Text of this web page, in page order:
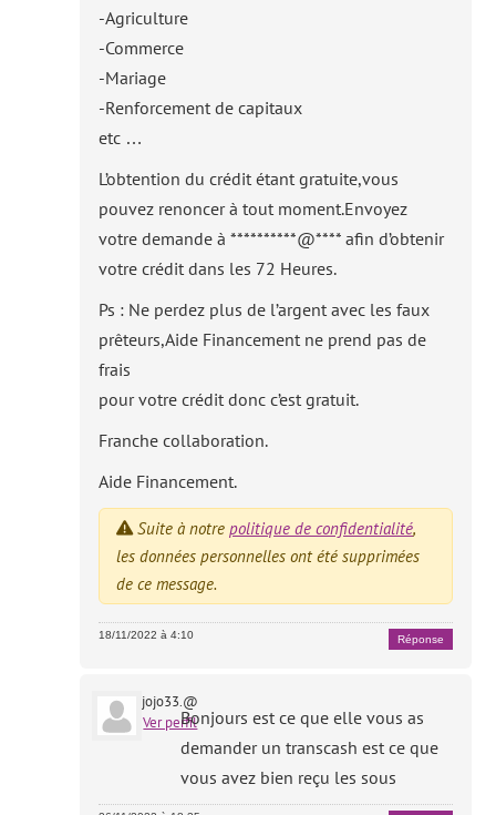
-Agriculture
-Commerce
-Mariage
-Renforcement de capitaux
etc …
L’obtention du crédit étant gratuite,vous
pouvez renoncer à tout moment.Envoyez
votre demande à **********@**** afin d’obtenir
votre crédit dans les 72 Heures.
Ps : Ne perdez plus de l’argent avec les faux
prêteurs,Aide Financement ne prend pas de
frais
pour votre crédit donc c’est gratuit.
Franche collaboration.
Aide Financement.
Suite à notrepolitique de confidentialité,
les données personnelles ont été supprimées
de ce message.
18/11/2022 à 4:10 Réponse
jojo33.@
Ver perfilBonjours est ce que elle vous as
demander un transcash est ce que
vous avez bien reçu les sous